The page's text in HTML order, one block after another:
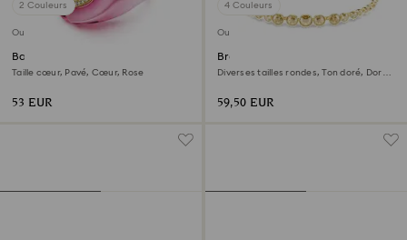
2 Couleurs
Outlet
Bague cocktail Dulcis
Taille cœur, Pavé, Cœur, Rose
53 EUR
4 Couleurs
Outlet
Bracelet Imber Emily
Diverses tailles rondes, Ton doré, Doré
59,50 EUR